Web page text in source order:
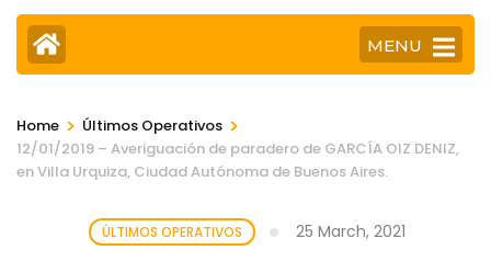
MENU
Home > Últimos Operativos >
12/01/2019 – Averiguación de paradero de GARCÍA OIZ DENIZ,
en Villa Urquiza, Ciudad Autónoma de Buenos Aires.
ÚLTIMOS OPERATIVOS 25 March, 2021